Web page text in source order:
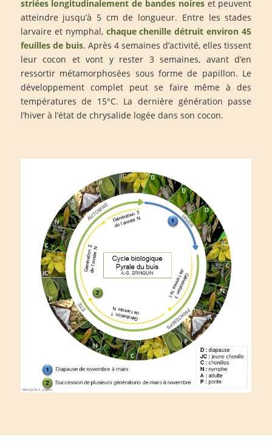
striées longitudinalement de bandes noireset peuvent
atteindre jusqu’à 5 cm de longueur. Entre les stades
larvaire et nymphal, chaque chenille détruit environ 45
feuilles de buis. Après 4 semaines d’activité, elles tissent
leur cocon et vont y rester 3 semaines, avant d’en
ressortir métamorphosées sous forme de papillon. Le
développement complet peut se faire même à des
températures de 15°C. La dernière génération passe
l’hiver à l’état de chrysalide logée dans son cocon.